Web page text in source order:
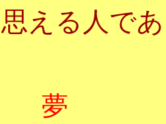
える人で
夢